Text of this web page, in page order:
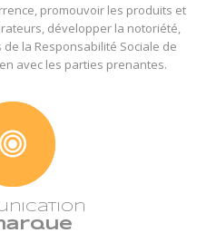
promouvoir les produits et
développer la notoriété,
la Responsabilité Sociale de
avec les parties prenantes.